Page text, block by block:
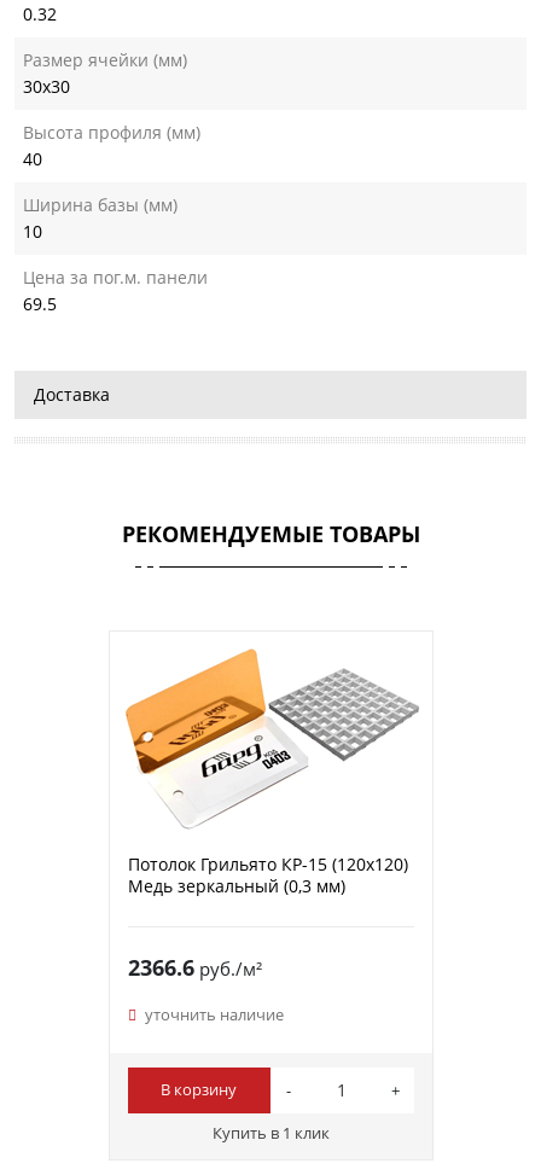
0.32
Размер ячейки (мм)
30х30
Высота профиля (мм)
40
Ширина базы (мм)
10
Цена за пог.м. панели
69.5
Доставка
РЕКОМЕНДУЕМЫЕ ТОВАРЫ
Потолок Грильято КР-15 (120х120)
Медь зеркальный (0,3 мм)
2366.6руб./м²
уточнить наличие
В корзину
Купить в 1 клик